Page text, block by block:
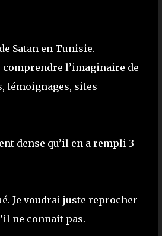
Satan en Tunisie.
l’imaginaire de
témoignages, sites
dense qu’il en a rempli 3
Je voudrai juste reprocher
ne connait pas.